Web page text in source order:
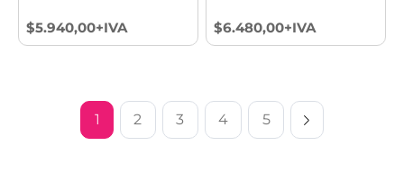
$5.940,00+IVA $6.480,00+IVA
1 2 3 4 5